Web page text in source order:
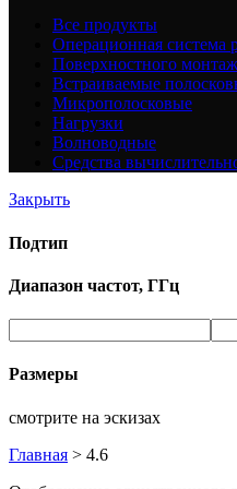
Все продукты
Операционная система
Поверхностного
Встраиваемые
Микрополосковые
Нагрузки
Волноводные
Средства
Закрыть
Подтип
Диапазон частот, ГГц
Размеры
смотрите на эскизах
Главная > 4.6